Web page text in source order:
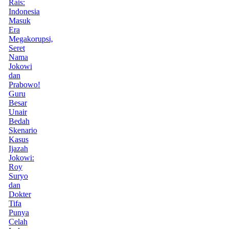
Rais:
Indonesia
Masuk
Era
Megakorupsi,
Seret
Nama
Jokowi
dan
Prabowo!
Guru
Besar
Unair
Bedah
Skenario
Kasus
Ijazah
Jokowi:
Roy
Suryo
dan
Dokter
Tifa
Punya
Celah